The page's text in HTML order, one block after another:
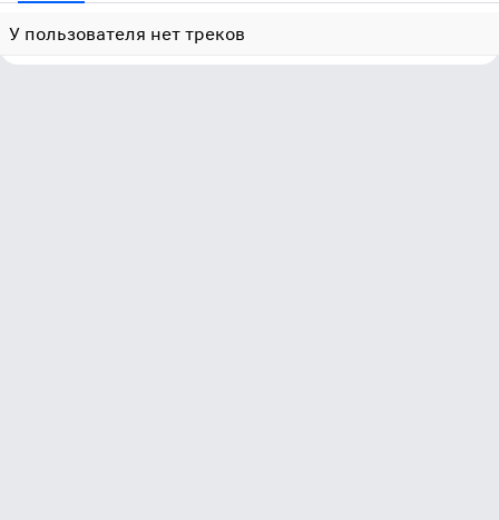
У пользователя нет треков